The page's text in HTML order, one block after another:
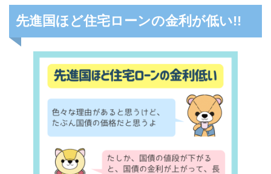
先進国ほど住宅ローンの金利が低い!!